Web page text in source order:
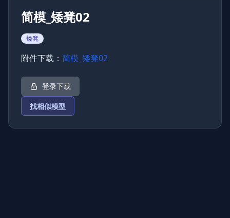
简模_矮凳02
矮凳
附件下载： 简模_矮凳02
登录下载
找相似模型